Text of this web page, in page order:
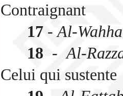
Contraignant
17 - Al-
18 -Al-
Celui qui sustente